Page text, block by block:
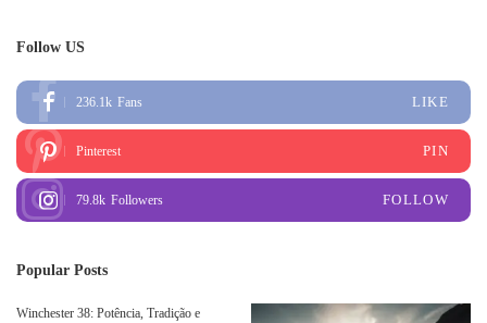
Follow US
236.1k Fans LIKE
Pinterest PIN
79.8k Followers FOLLOW
Popular Posts
Winchester 38: Potência, Tradição e